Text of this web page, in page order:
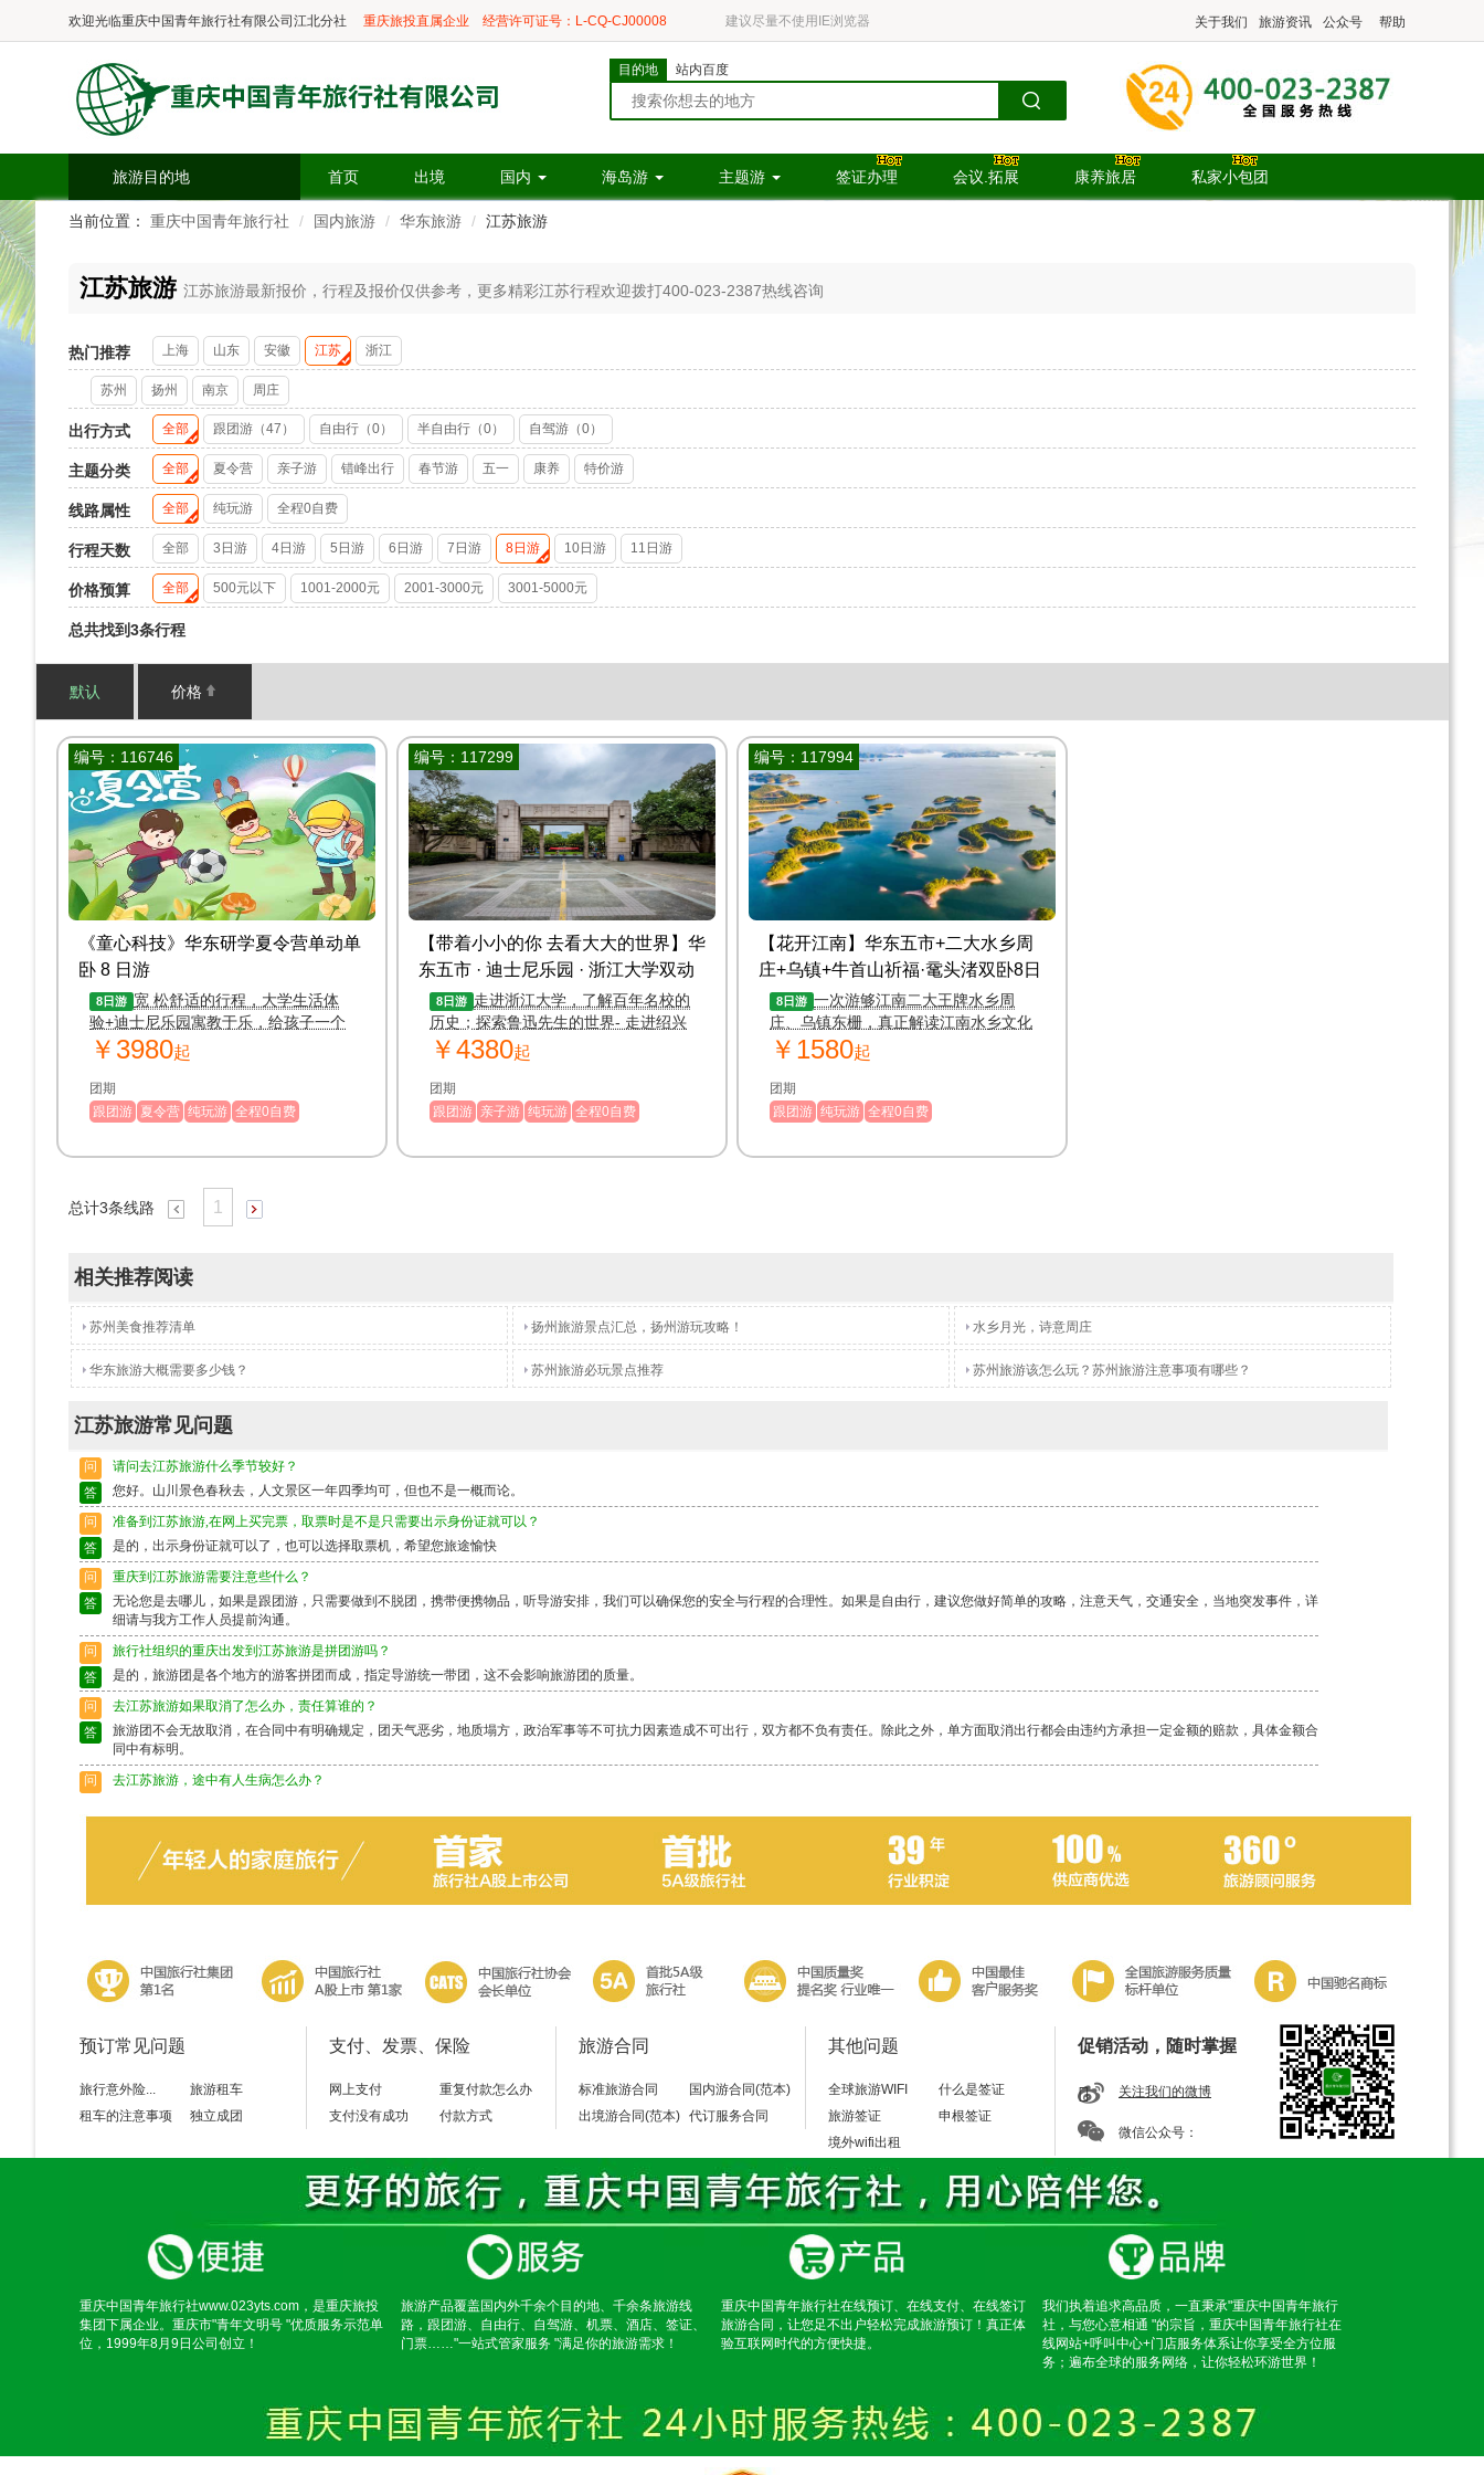
欢迎光临重庆中国青年旅行社有限公司江北分社 重庆旅投直属企业 经营许可证号：L-CQ-CJ00008 建议尽量不使用IE浏览器 关于我们 旅游资讯 公众号 帮助
目的地 站内百度
旅游目的地 首页 出境 国内 海岛游 主题游 签证办理 会议.拓展 康养旅居 私家小包团
当前位置： 重庆中国青年旅行社 国内旅游 华东旅游 江苏旅游
江苏旅游 江苏旅游最新报价，行程及报价仅供参考，更多精彩江苏行程欢迎拨打400-023-2387热线咨询
热门推荐 上海 山东 安徽 江苏 浙江
苏州 扬州 南京 周庄
出行方式 全部 跟团游（47） 自由行（0） 半自由行（0） 自驾游（0）
主题分类 全部 夏令营 亲子游 错峰出行 春节游 五一 康养 特价游
线路属性 全部 纯玩游 全程0自费
行程天数 全部 3日游 4日游 5日游 6日游 7日游 8日游 10日游 11日游
价格预算 全部 500元以下 1001-2000元 2001-3000元 3001-5000元
总共找到3条行程
默认 价格
编号：116746
《童心科技》华东研学夏令营单动单
卧 8 日游
8日游 宽 松舒适的行程，大学生活体
验+迪士尼乐园寓教于乐，给孩子一个
探索欢乐的暑假
￥3980起
团期
跟团游 夏令营 纯玩游 全程0自费
编号：117299
【带着小小的你 去看大大的世界】华
东五市 · 迪士尼乐园 · 浙江大学双动
八日游（江南亲子游）
8日游 走进浙江大学，了解百年名校的
历史；探索鲁迅先生的世界- 走进绍兴
柯岩
￥4380起
团期
跟团游 亲子游 纯玩游 全程0自费
编号：117994
【花开江南】华东五市+二大水乡周
庄+乌镇+牛首山祈福·鼋头渚双卧8日
游8日游 一次游够江南二大王牌水乡周
庄、乌镇东栅，真正解读江南水乡文化
￥1580起
团期
跟团游 纯玩游 全程0自费
总计3条线路 1
相关推荐阅读
苏州美食推荐清单 扬州旅游景点汇总，扬州游玩攻略！ 水乡月光，诗意周庄
华东旅游大概需要多少钱？ 苏州旅游必玩景点推荐 苏州旅游该怎么玩？苏州旅游注意事项有哪些？
江苏旅游常见问题
问
请问去江苏旅游什么季节较好？
答
您好。山川景色春秋去，人文景区一年四季均可，但也不是一概而论。
问
准备到江苏旅游,在网上买完票，取票时是不是只需要出示身份证就可以？
答
是的，出示身份证就可以了，也可以选择取票机，希望您旅途愉快
问
重庆到江苏旅游需要注意些什么？
答
无论您是去哪儿，如果是跟团游，只需要做到不脱团，携带便携物品，听导游安排，我们可以确保您的安全与行程的合理性。如果是自由行，建议您做好简单的攻略，注意天气，交通安全，当地突发事件，详
细请与我方工作人员提前沟通。
问
旅行社组织的重庆出发到江苏旅游是拼团游吗？
答
是的，旅游团是各个地方的游客拼团而成，指定导游统一带团，这不会影响旅游团的质量。
问
去江苏旅游如果取消了怎么办，责任算谁的？
答
旅游团不会无故取消，在合同中有明确规定，团天气恶劣，地质塌方，政治军事等不可抗力因素造成不可出行，双方都不负有责任。除此之外，单方面取消出行都会由违约方承担一定金额的赔款，具体金额合
同中有标明。
问
去江苏旅游，途中有人生病怎么办？
去江苏旅游途中脱团了怎么办？
请保留好导游的电话，以备不时之需。如果情况特殊请及时联系当地警察局，不要随便乱走。
预订常见问题
旅行意外险...
旅游租车
租车的注意事项
独立成团
支付、发票、保险
网上支付
重复付款怎么办
支付没有成功
付款方式
旅游合同
标准旅游合同
国内游合同(范本)
出境游合同(范本) 代订服务合同
其他问题
全球旅游WIFI
什么是签证
旅游签证
申根签证
境外wifi出租
促销活动，随时掌握
关注我们的微博
微信公众号：
重庆中国青年旅行社www.023yts.com，是重庆旅投
集团下属企业。重庆市"青年文明号 "优质服务示范单
位，1999年8月9日公司创立！
旅游产品覆盖国内外千余个目的地、千余条旅游线
路，跟团游、自由行、自驾游、机票、酒店、签证、
门票……"一站式管家服务 "满足你的旅游需求！
重庆中国青年旅行社在线预订、在线支付、在线签订
旅游合同，让您足不出户轻松完成旅游预订！真正体
验互联网时代的方便快捷。
我们执着追求高品质，一直秉承"重庆中国青年旅行
社，与您心意相通 "的宗旨，重庆中国青年旅行社在
线网站+呼叫中心+门店服务体系让你享受全方位服
务；遍布全球的服务网络，让你轻松环游世界！